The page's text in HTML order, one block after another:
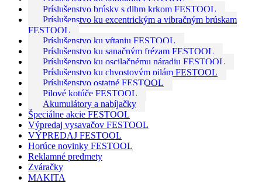
Príslušenstvo brúsky s dlhm krkom FESTOOL
Príslušenstvo ku excentrickým a vibračným brúskam
FESTOOL
Príslušenstvo ku vŕtaniu FESTOOL
Príslušenstvo ku sanačným frézam FESTOOL
Príslušenstvo ku oscilačnému náradiu FESTOOL
Príslušenstvo ku chvostovým pilám FESTOOL
Príslušenstvo ostatné FESTOOL
Pilové kotúče FESTOOL
Akumulátory a nabíjačky
Špeciálne akcie FESTOOL
Výpredaj vysavačov FESTOOL
VÝPREDAJ FESTOOL
Horúce novinky FESTOOL
Reklamné predmety
Zváračky
MAKITA